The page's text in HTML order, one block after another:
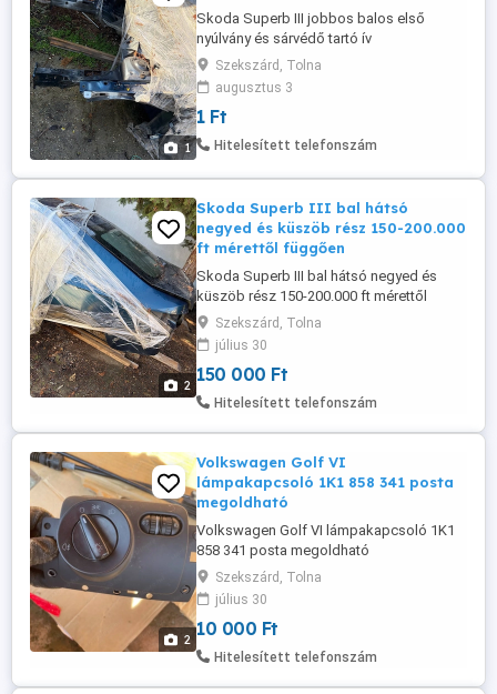
1
Skoda Superb III jobbos balos első
nyúlvány és sárvédő tartó ív
Szekszárd, Tolna
augusztus 3
1 Ft
Hitelesített telefonszám
2
Skoda Superb III bal hátsó
negyed és küszöb rész 150-200.000
ft mérettől függően
Skoda Superb III bal hátsó negyed és
küszöb rész 150-200.000 ft mérettől
függően
Szekszárd, Tolna
július 30
150 000 Ft
Hitelesített telefonszám
2
Volkswagen Golf VI
lámpakapcsoló 1K1 858 341 posta
megoldható
Volkswagen Golf VI lámpakapcsoló 1K1
858 341 posta megoldható
Szekszárd, Tolna
július 30
10 000 Ft
Hitelesített telefonszám